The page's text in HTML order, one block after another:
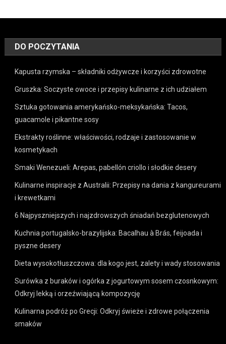
DO POCZYTANIA
Kapusta rzymska – składniki odżywcze i korzyści zdrowotne
Gruszka: Soczyste owoce i przepisy kulinarne z ich udziałem
Sztuka gotowania amerykańsko-meksykańska: Tacos,
guacamole i pikantne sosy
Ekstrakty roślinne: właściwości, rodzaje i zastosowanie w
kosmetykach
Smaki Wenezueli: Arepas, pabellón criollo i słodkie desery
Kulinarne inspiracje z Australii: Przepisy na dania z kangureurami
i krewetkami
6 Najpyszniejszych i najzdrowszych śniadań bezglutenowych
Kuchnia portugalsko-brazylijska: Bacalhau à Brás, feijoada i
pyszne desery
Dieta wysokotłuszczowa: dla kogo jest, zalety i wady stosowania
Surówka z buraków i ogórka z jogurtowym sosem czosnkowym:
Odkryj lekką i orzeźwiającą kompozycję
Kulinarna podróż po Grecji: Odkryj świeże i zdrowe połączenia
smaków